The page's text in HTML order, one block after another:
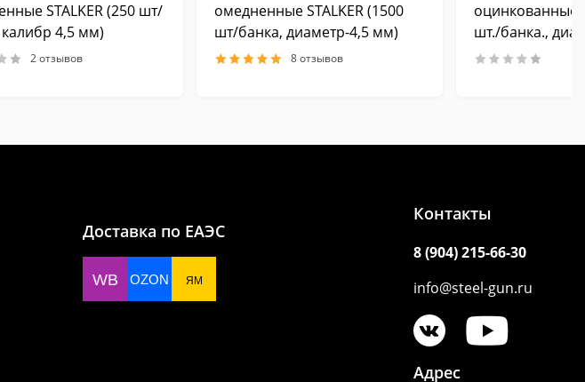
STALKER (250 шт/
4,5 мм)
2 отзывов
омедненные STALKER (1500
шт/банка, диаметр-4,5 мм)
8 отзывов
оцинкованные
шт./банка.,
Доставка по ЕАЭС
WB OZON ЯМ
Контакты
8 (904) 215-66-30
info@steel-gun.ru
Адрес